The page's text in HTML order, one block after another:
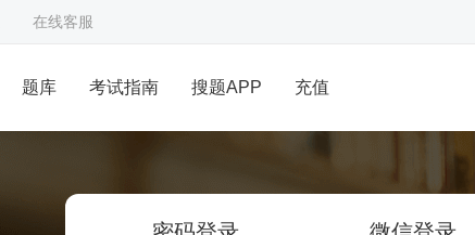
在线客服
题库 考试指南 搜题APP 充值